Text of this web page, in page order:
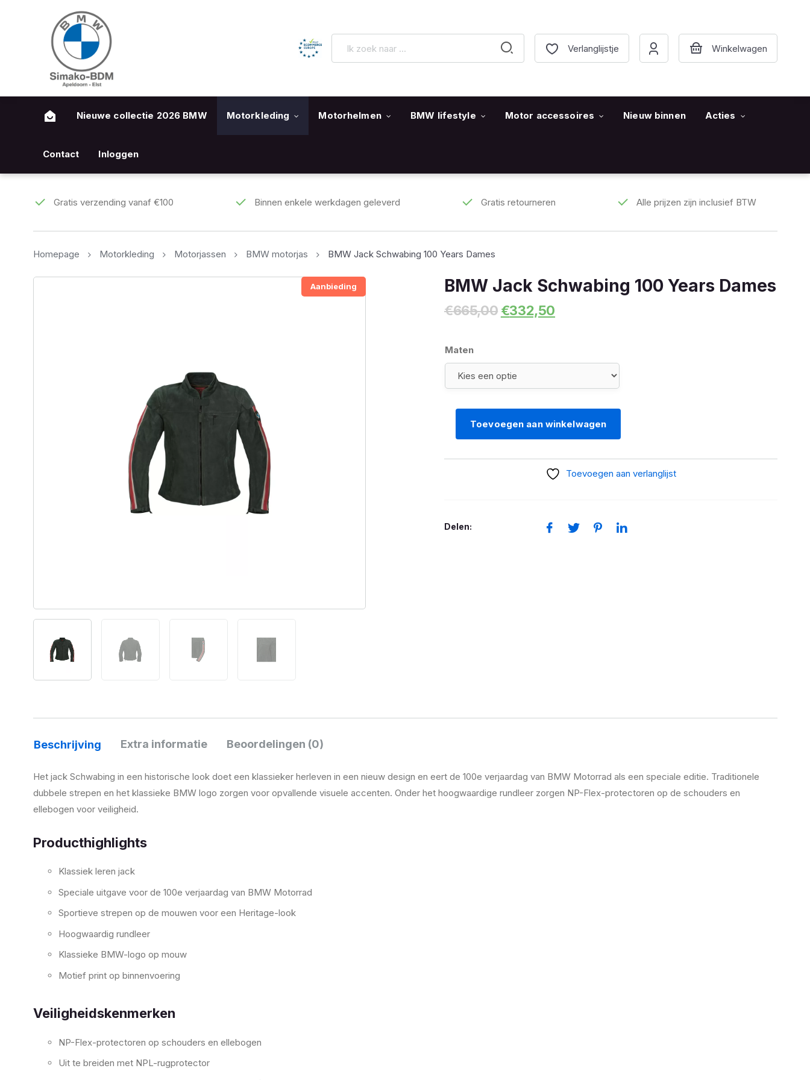
Verlanglijstje
Nieuwe collectie 2026 BMW Motorkleding Motorhelmen BMW lifestyle Motor accessoires Nieuw binnen Acties
Contact Inloggen
Gratis verzending vanaf €100 Binnen enkele werkdagen geleverd Gratis retourneren Alle prijzen zijn inclusief BTW
Homepage Motorkleding Motorjassen BMW motorjas BMW Jack Schwabing 100 Years Dames
Aanbieding BMW Jack Schwabing 100 Years Dames
€665,00 Oorspronkelijke
prijs
€332,50
prijs
Maten
aantal
Toevoegen aan winkelwagen
Toevoegen aan verlanglijst
Delen:
Beschrijving Extra informatie Beoordelingen (0)
Het jack Schwabing in een historische look doet een klassieker herleven in een nieuw design en eert de 100e verjaardag van BMW Motorrad als een speciale editie. Traditionele
dubbele strepen en het klassieke BMW logo zorgen voor opvallende visuele accenten. Onder het hoogwaardige rundleer zorgen NP-Flex-protectoren op de schouders en
ellebogen voor veiligheid.
Producthighlights
Klassiek leren jack
Speciale uitgave voor de 100e verjaardag van BMW Motorrad
Sportieve strepen op de mouwen voor een Heritage-look
Hoogwaardig rundleer
Klassieke BMW-logo op mouw
Motief print op binnenvoering
Veiligheidskenmerken
NP-Flex-protectoren op schouders en ellebogen
Uit te breiden met NPL-rugprotector